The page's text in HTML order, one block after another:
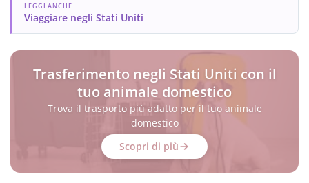
LEGGI ANCHE
Viaggiare negli Stati Uniti
Trasferimento negli Stati Uniti con il
tuo animale domestico
Trova il trasporto più adatto per il tuo animale
domestico
Scopri di più